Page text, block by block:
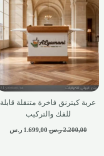
عربة كيترنق فاخرة متنقلة قابلة
للفك والتركيب
2.200,00 ر.س 1.699,00 ر.س